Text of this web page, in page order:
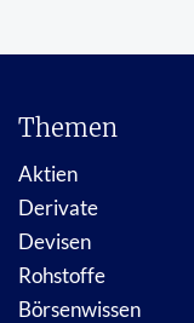
Themen
Aktien
Derivate
Devisen
Rohstoffe
Börsenwissen